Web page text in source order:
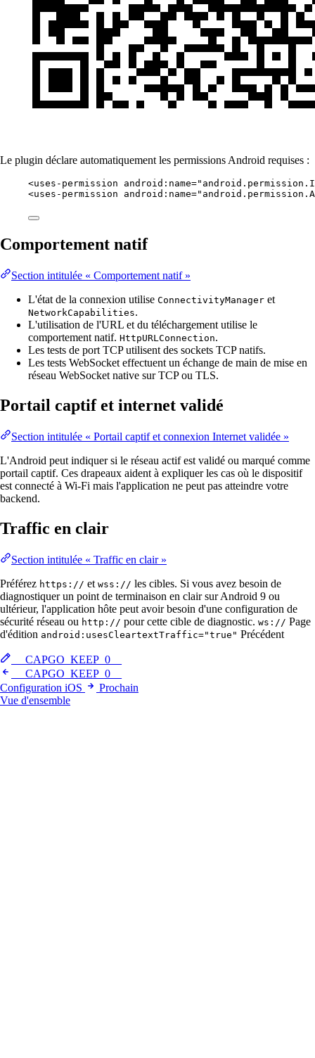
Le plugin déclare automatiquement les permissions Android requises :
<uses-permission android:name=
<uses-permission android:name=
Comportement natif
Section intitulée « Comportement natif »
L'état de la connexion utilise ConnectivityManager et
NetworkCapabilities.
L'utilisation de l'URL et du téléchargement utilise le
comportement natif. HttpURLConnection.
Les tests de port TCP utilisent des sockets TCP natifs.
Les tests WebSocket effectuent un échange de main de mise en
réseau WebSocket native sur TCP ou TLS.
Portail captif et internet validé
Section intitulée « Portail captif et connexion Internet validée »
L'Android peut indiquer si le réseau actif est validé ou marqué comme
portail captif. Ces drapeaux aident à expliquer les cas où le dispositif
est connecté à Wi-Fi mais l'application ne peut pas atteindre votre
backend.
Traffic en clair
Section intitulée « Traffic en clair »
Préférez https:// et wss:// les cibles. Si vous avez besoin de
diagnostiquer un point de terminaison en clair sur Android 9 ou
ultérieur, l'application hôte peut avoir besoin d'une configuration de
sécurité réseau ou http:// pour cette cible de diagnostic. ws:// Page
d'édition android:usesCleartextTraffic="true" Précédent
__CAPGO_KEEP_0__
__CAPGO_KEEP_0__
Configuration iOS
Prochain
Vue d'ensemble